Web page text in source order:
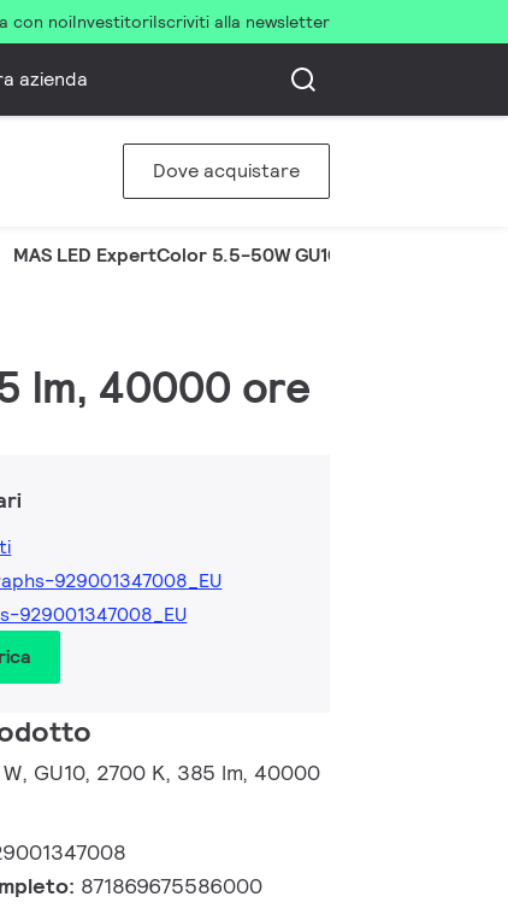
con noiInvestitoriIscriviti alla newsletter
azienda
Dove acquistare
MAS LED ExpertColor 5.5-50W GU10 927 24D
lm, 40000 ore
929001347008_EU
929001347008_EU
GU10, 2700 K, 385 lm, 40000
871869675586000